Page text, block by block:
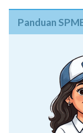
Panduan